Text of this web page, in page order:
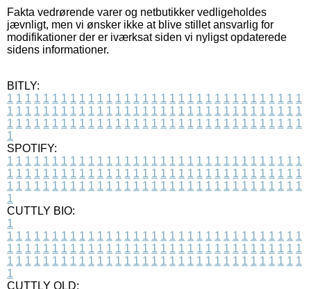
Fakta vedrørende varer og netbutikker vedligeholdes
jævnligt, men vi ønsker ikke at blive stillet ansvarlig for
modifikationer der er iværksat siden vi nyligst opdaterede
sidens informationer.
BITLY:
1 1 1 1 1 1 1 1 1 1 1 1 1 1 1 1 1 1 1 1 1 1 1 1 1 1 1 1 1 1 1 1 1
1 1 1 1 1 1 1 1 1 1 1 1 1 1 1 1 1 1 1 1 1 1 1 1 1 1 1 1 1 1 1 1 1
1 1 1 1 1 1 1 1 1 1 1 1 1 1 1 1 1 1 1 1 1 1 1 1 1 1 1 1 1 1 1 1 1
1
SPOTIFY:
1 1 1 1 1 1 1 1 1 1 1 1 1 1 1 1 1 1 1 1 1 1 1 1 1 1 1 1 1 1 1 1 1
1 1 1 1 1 1 1 1 1 1 1 1 1 1 1 1 1 1 1 1 1 1 1 1 1 1 1 1 1 1 1 1 1
1 1 1 1 1 1 1 1 1 1 1 1 1 1 1 1 1 1 1 1 1 1 1 1 1 1 1 1 1 1 1 1 1
1
CUTTLY BIO:
1
1 1 1 1 1 1 1 1 1 1 1 1 1 1 1 1 1 1 1 1 1 1 1 1 1 1 1 1 1 1 1 1 1
1 1 1 1 1 1 1 1 1 1 1 1 1 1 1 1 1 1 1 1 1 1 1 1 1 1 1 1 1 1 1 1 1
1 1 1 1 1 1 1 1 1 1 1 1 1 1 1 1 1 1 1 1 1 1 1 1 1 1 1 1 1 1 1 1 1
1
CUTTLY OLD: